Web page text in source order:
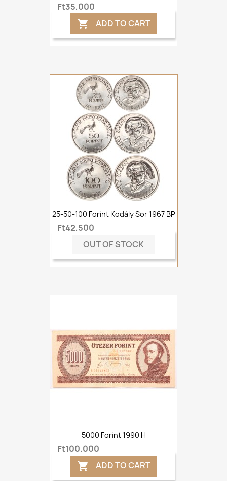
Ft35,000
 ADD TO CART
25-50-100 Forint Kodály Sor 1967 BP
Ft42,500
OUT OF STOCK
5000 Forint 1990 H
Ft100,000
 ADD TO CART